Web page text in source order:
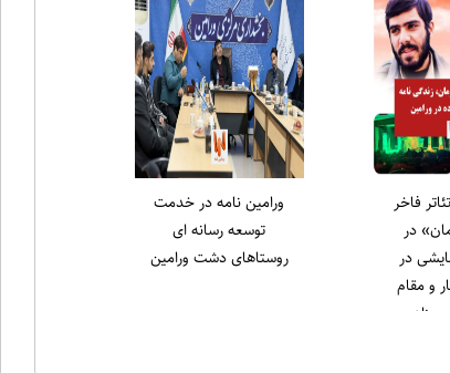
در نماز
طاقچه
همان‌طور
خانه‌نشین
انتخاب دکتر علی میری
به عنوان جوان برتر
ورامین در حوزه ورزش